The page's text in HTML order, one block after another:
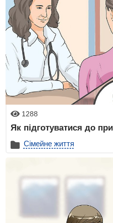
1288
Як підготуватися до
Сімейне життя